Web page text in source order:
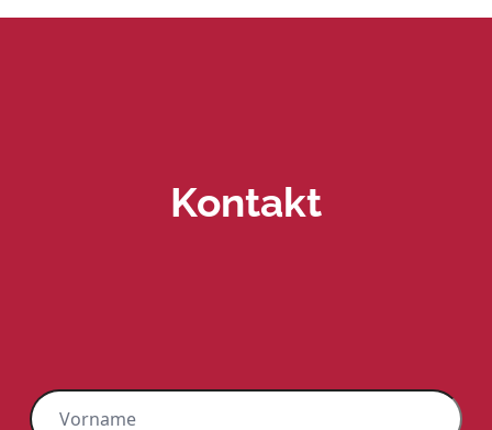
Kontakt